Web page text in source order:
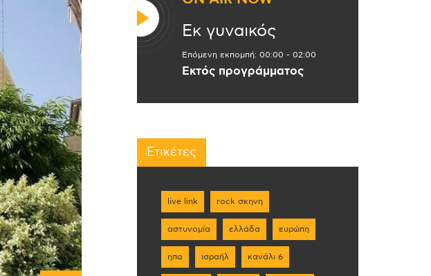
Εκ γυναικός
Επόμενη εκπομπή: 00:00 - 02:00
Εκτός προγράμματος
Ετικέτες
live link rock σκηνη
αστυνομία ελλάδα ευρώπη
ηπα ισραήλ κανάλι 6